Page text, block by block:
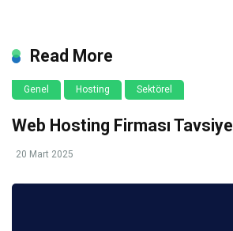
Read More
Genel Hosting Sektörel
Web Hosting Firması Tavsiye
20 Mart 2025